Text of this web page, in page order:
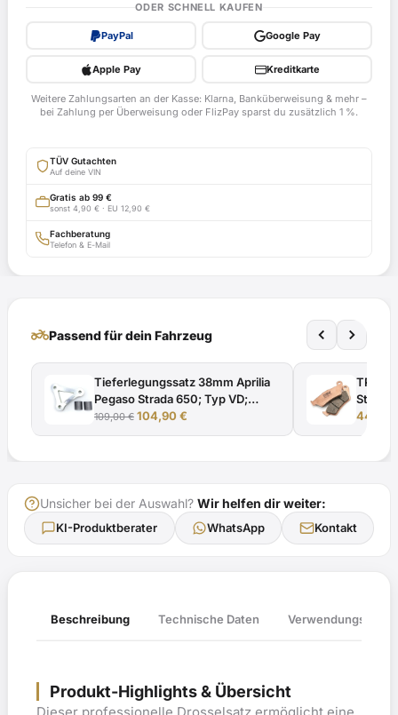
Aprilia
Strada,
VD
Bj.
e11*2002/24*0170*
mit
TÜV-
Gutachten
Menge
ODER SCHNELL KAUFEN
PayPal Google Pay
Apple Pay Kreditkarte
Weitere Zahlungsarten an der Kasse: Klarna, Banküberweisung & mehr –
bei Zahlung per Überweisung oder FlizPay sparst du zusätzlich 1 %.
TÜV Gutachten
Auf deine VIN
Gratis ab 99 €
sonst 4,90 € · EU 12,90 €
Fachberatung
Telefon & E-Mail
two_wheelerPassend für dein Fahrzeug
Tieferlegungssatz 38mm Aprilia
Pegaso Strada 650; Typ VD;
Modelljahr 2005 EG-BE
109,00€ Ursprünglicher
104,90€
TRW
Street
2011 -
44,96
Unsicher bei der Auswahl? Wir helfen dir weiter:
KI-Produktberater WhatsApp Kontakt
Beschreibung Technische Daten Verwendungsliste
Produkt-Highlights & Übersicht
Dieser professionelle Drosselsatz ermöglicht eine